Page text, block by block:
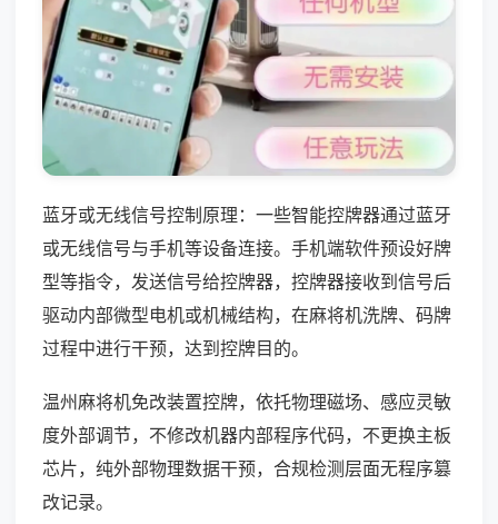
蓝牙或无线信号控制原理：一些智能控牌器通过蓝牙
或无线信号与手机等设备连接。手机端软件预设好牌
型等指令，发送信号给控牌器，控牌器接收到信号后
驱动内部微型电机或机械结构，在麻将机洗牌、码牌
过程中进行干预，达到控牌目的。
温州麻将机免改装置控牌，依托物理磁场、感应灵敏
度外部调节，不修改机器内部程序代码，不更换主板
芯片，纯外部物理数据干预，合规检测层面无程序篡
改记录。